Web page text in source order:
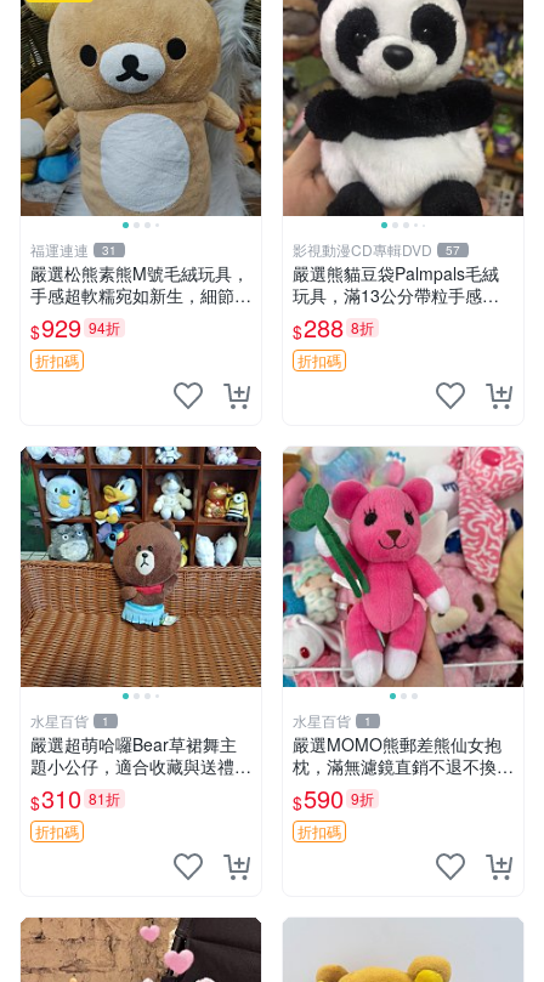
福運連連 31
嚴選松熊素熊M號毛絨玩具，
手感超軟糯宛如新生，細節精
緻完美無瑕，推薦送禮或珍
藏，中古狀態保養得宜。 松
熊 素熊 毛絨doll
$929 94折
折扣碼
影視動漫CD專輯DVD 57
嚴選熊貓豆袋Palmpals毛絨
玩具，滿13公分帶粒手感極
佳，電影主題周邊推薦 熊貓
Palmpals 毛絨玩具 豆袋 劇場
版周邊
$288 8折
折扣碼
水星百貨 1
嚴選超萌哈囉Bear草裙舞主
題小公仔，適合收藏與送禮 1
00 克 哈囉Bear 草裙舞
$310 81折
折扣碼
水星百貨 1
嚴選MOMO熊郵差熊仙女抱
枕，滿無濾鏡直銷不退不換
經典造型可愛必備 紅薯啵啵
間抱枕 抱枕 時尚
$590 9折
折扣碼